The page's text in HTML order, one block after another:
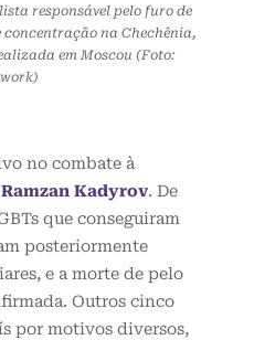
responsável pelo furo de
concentração na Chechênia,
em Moscou (Foto:
no combate à
Ramzan Kadyrov. De
que conseguiram
posteriormente
e a morte de pelo
Outros cinco
por motivos diversos,